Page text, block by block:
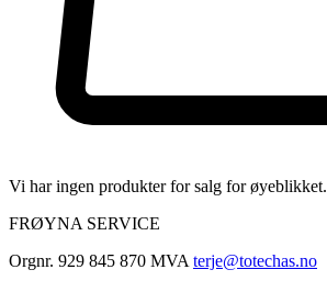
Vi har ingen produkter for salg for øyeblikket.
FRØYNA SERVICE
Orgnr. 929 845 870 MVA terje@totechas.no